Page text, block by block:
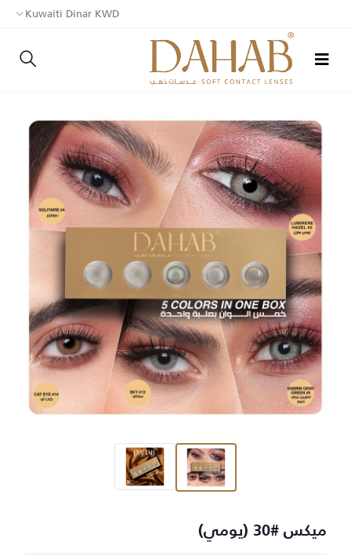
Kuwaiti Dinar KWD
ميكس #30 (يومي)